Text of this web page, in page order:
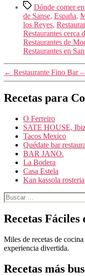
Etiquetas
Dónde comer
de Sanse, España,
los Reyes,
Restaurantes cerca
Restaurantes de
Restaurantes en
← Restaurante Fino Bar
Recetas para
O Ferreiro
SATE HOUSE,
Tacos Mexico
Quédate bar
BAR JANO.
La Bodera
Casa Estela
Kan kassola
Buscar:
Recetas Fáciles
Miles de recetas de
experiencia divertida.
Recetas más